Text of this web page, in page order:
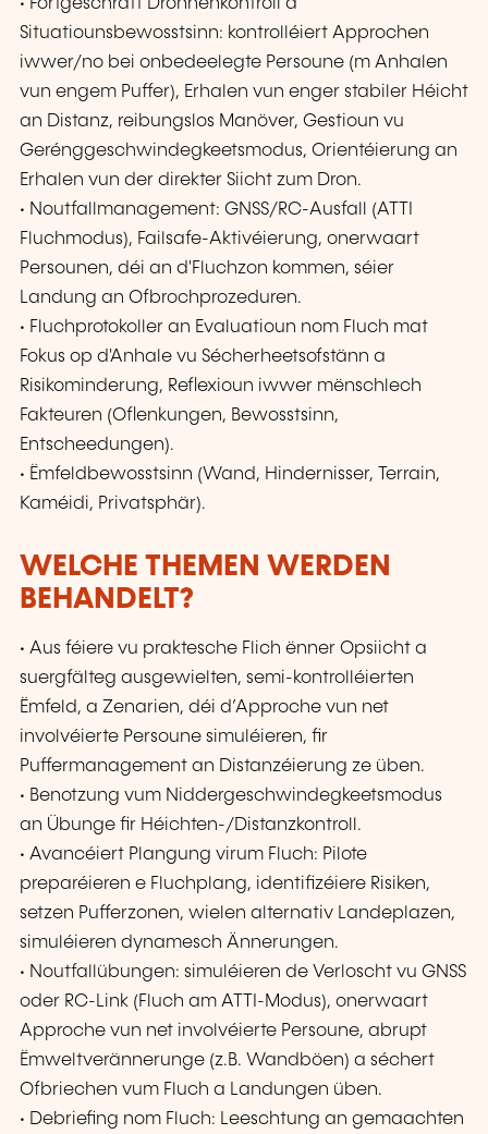
Situatiounsbewosstsinn: kontrolléiert Approchen
iwwer/no bei onbedeelegte Persoune (m Anhalen
vun engem Puffer), Erhalen vun enger stabiler Héicht
an Distanz, reibungslos Manöver, Gestioun vu
Gerénggeschwindegkeetsmodus, Orientéierung an
Erhalen vun der direkter Siicht zum Dron.
• Noutfallmanagement: GNSS/RC-Ausfall (ATTI
Fluchmodus), Failsafe-Aktivéierung, onerwaart
Persounen, déi an d'Fluchzon kommen, séier
Landung an Ofbrochprozeduren.
• Fluchprotokoller an Evaluatioun nom Fluch mat
Fokus op d'Anhale vu Sécherheetsofstänn a
Risikominderung, Reflexioun iwwer mënschlech
Fakteuren (Oflenkungen, Bewosstsinn,
Entscheedungen).
• Ëmfeldbewosstsinn (Wand, Hindernisser, Terrain,
Kaméidi, Privatsphär).
WELCHE THEMEN WERDEN
BEHANDELT?
• Aus féiere vu praktesche Flich ënner Opsiicht a
suergfälteg ausgewielten, semi-kontrolléierten
Ëmfeld, a Zenarien, déi d’Approche vun net
involvéierte Persoune simuléieren, fir
Puffermanagement an Distanzéierung ze üben.
• Benotzung vum Niddergeschwindegkeetsmodus
an Übunge fir Héichten-/Distanzkontroll.
• Avancéiert Plangung virum Fluch: Pilote
preparéieren e Fluchplang, identifizéiere Risiken,
setzen Pufferzonen, wielen alternativ Landeplazen,
simuléieren dynamesch Ännerungen.
• Noutfallübungen: simuléieren de Verloscht vu GNSS
oder RC-Link (Fluch am ATTI-Modus), onerwaart
Approche vun net involvéierte Persoune, abrupt
Ëmweltverännerunge (z.B. Wandböen) a séchert
Ofbriechen vum Fluch a Landungen üben.
• Debriefing nom Fluch: Leeschtung an gemaachten